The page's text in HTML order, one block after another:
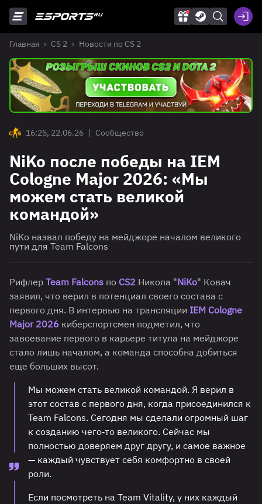
Главная CS 2 Новости по CS 2
16:25, 22.06.26 | Сообщество
NiKo после победы на IEM
Cologne Major 2026: «Мы
можем стать великой
командой»
NiKo назвал победу на мейджоре началом великого
пути для Team Falcons
Рифлер Team Falcons по CS2 Никола "NiKo" Ковач
заявил, что верил в потенциал своего состава с
первого дня. В интервью на трансляции IEM Cologne
Major 2026 киберспортсмен подметил, что
завоевание первого в карьере титула на мейджоре
стало лишь началом, а команда способна добиться
еще больших высот.
Мы можем стать великой командой. Я верил в
этот состав с первого дня, когда присоединился к
Team Falcons. Сегодня мы сделали огромный шаг
к созданию чего‑то великого. Сейчас мы
полностью доверяем друг другу, и самое важное
— каждый чувствует себя комфортно в своей
роли.
Если посмотреть на Team Vitality, у них каждый